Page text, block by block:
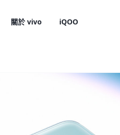
關於 vivo iQOO